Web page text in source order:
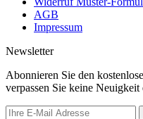
AGB
Impressum
Newsletter
Abonnieren Sie den
verpassen Sie keine